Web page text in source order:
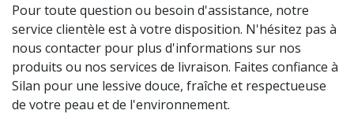
Pour toute question ou besoin d'assistance, notre
service clientèle est à votre disposition. N'hésitez pas à
nous contacter pour plus d'informations sur nos
produits ou nos services de livraison. Faites confiance à
Silan pour une lessive douce, fraîche et respectueuse
de votre peau et de l'environnement.